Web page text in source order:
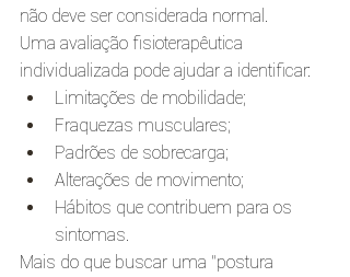
não deve ser considerada normal.
Uma avaliação fisioterapêutica
individualizada pode ajudar a identificar:
Limitações de mobilidade;
Fraquezas musculares;
Padrões de sobrecarga;
Alterações de movimento;
Hábitos que contribuem para os
sintomas.
Mais do que buscar uma “postura